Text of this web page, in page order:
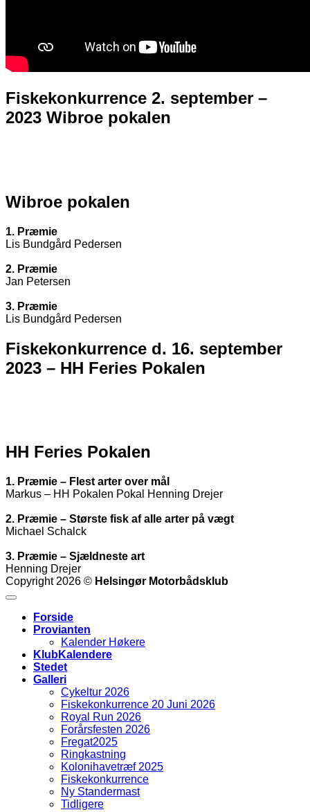
Fiskekonkurrence 2. september –
2023 Wibroe pokalen
Wibroe pokalen
1. Præmie
Lis Bundgård Pedersen
2. Præmie
Jan Petersen
3. Præmie
Lis Bundgård Pedersen
Fiskekonkurrence d. 16. september
2023 – HH Feries Pokalen
HH Feries Pokalen
1. Præmie – Flest arter over mål
Markus – HH Pokalen Pokal Henning Drejer
2. Præmie – Største fisk af alle arter på vægt
Michael Schalck
3. Præmie – Sjældneste art
Henning Drejer
Copyright 2026 © Helsingør Motorbådsklub
Forside
Provianten
Kalender Høkere
KlubKalendere
Stedet
Galleri
Cykeltur 2026
Fiskekonkurrence 20 Juni 2026
Royal Run 2026
Forårsfesten 2026
Fregat2025
Ringkastning
Kolonihavetræf 2025
Fiskekonkurrence
Ny Standermast
Tidligere